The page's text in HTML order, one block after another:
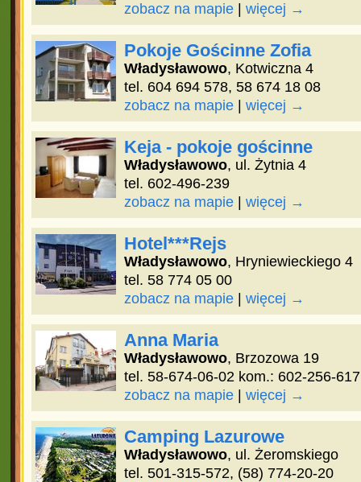
zobacz na mapie| więcej →
Pokoje Gościnne Zofia
Władysławowo, Kotwiczna 4
tel. 604 694 578, 58 674 18 08
zobacz na mapie| więcej →
Keja - pokoje gościnne
Władysławowo, ul. Żytnia 4
tel. 602-496-239
zobacz na mapie| więcej →
Hotel***Rejs
Władysławowo, Hryniewieckiego 4
tel. 58 774 05 00
zobacz na mapie| więcej →
Anna Maria
Władysławowo, Brzozowa 19
tel. 58-674-06-02 kom.: 602-256-617
zobacz na mapie| więcej →
Camping Lazurowe
Władysławowo, ul. Żeromskiego
tel. 501-315-572, (58) 774-20-20